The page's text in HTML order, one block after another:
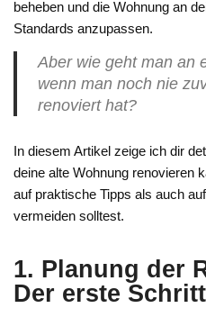
beheben und die Wohnung an
Standards anzupassen.
Aber wie geht man an
wenn man noch nie
renoviert hat?
In diesem Artikel zeige ich dir
deine alte Wohnung renovieren
auf praktische Tipps als auch
vermeiden solltest.
1. Planung der
Der erste